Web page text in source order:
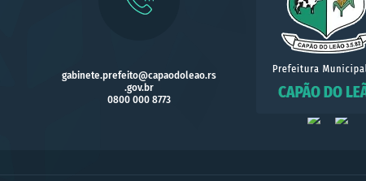
gabinete.prefeito@capaodoleao.rs
.gov.br
0800 000 8773